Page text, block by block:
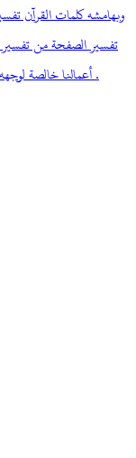
وبهامشه كلمات القرآن
تفسير الصفحة من تفسير
أعمالنا خالصة لوجهه الكريم و ان يكتب لها القبول في الأرض و ينفع بها الأمة .